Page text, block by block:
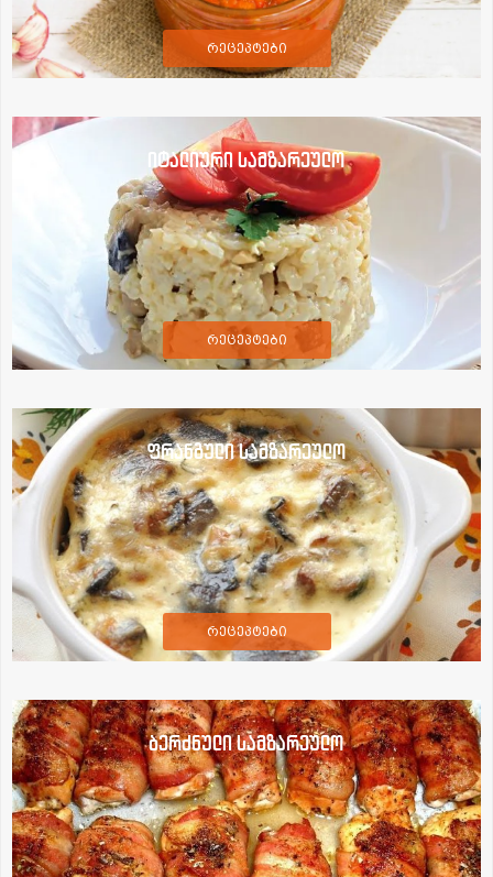
რეცეპტები
იტალიური სამზარეულო
რეცეპტები
ფრანგული სამზარეულო
რეცეპტები
ბერძნული სამზარეულო